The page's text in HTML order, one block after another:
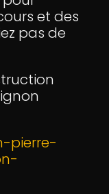
et des
pas de
pierre-